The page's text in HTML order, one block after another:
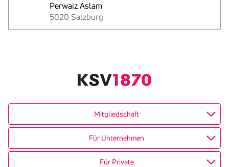
Perwaiz Aslam
5020 Salzburg
Mitgliedschaft
Für Unternehmen
Für Private